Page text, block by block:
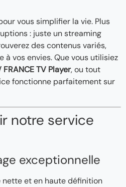
vous simplifier la vie. Plus
: juste un streaming
des contenus variés,
à vos envies. Que vous utilisiez
FRANCE TV Player, ou tout
fonctionne parfaitement sur
notre service
exceptionnelle
nette et en haute définition